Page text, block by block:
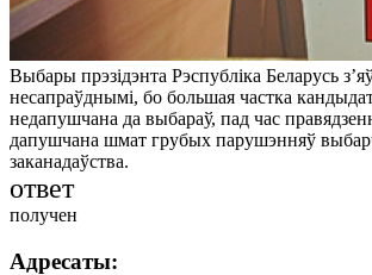
Выбары прэзідэнта Рэспубліка Беларусь
несапраўднымі, бо большая частка
недапушчана да выбараў, пад час
дапушчана шмат грубых парушэнняў
заканадаўства.
ответ
получен
Адресаты: